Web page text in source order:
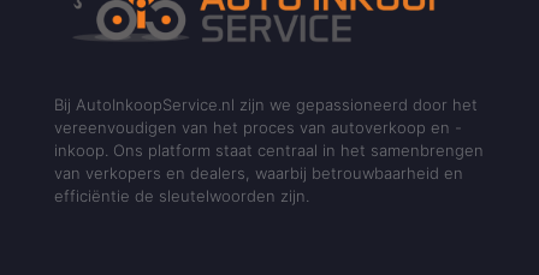
Bij AutoInkoopService.nl zijn we gepassioneerd door het
vereenvoudigen van het proces van autoverkoop en -
inkoop. Ons platform staat centraal in het samenbrengen
van verkopers en dealers, waarbij betrouwbaarheid en
efficiëntie de sleutelwoorden zijn.